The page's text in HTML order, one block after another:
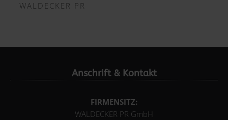
WALDECKER PR
Anschrift & Kontakt
FIRMENSITZ:
WALDECKER PR GmbH